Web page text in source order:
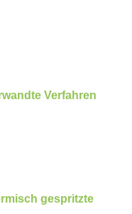
Verfahren
gespritzte